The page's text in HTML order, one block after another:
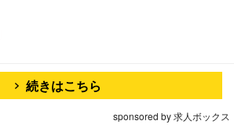
続きはこちら
sponsored by 求人ボックス